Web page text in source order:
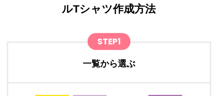
ルTシャツ作成方法
STEP1
一覧から選ぶ